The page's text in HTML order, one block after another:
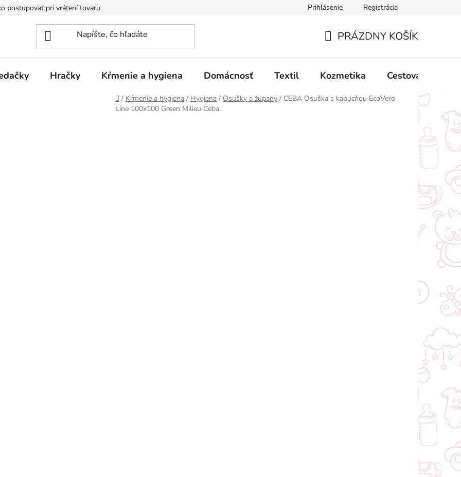
postupovať pri vrátení tovaru Obchodné podmienky Podmienky ochrany
Prihlásenie Registrácia
KOŠÍK
PRÁZDNY KOŠÍK
Hračky Kŕmenie a hygiena Domácnosť Textil Kozmetika Cestovanie
Domov
/ Kŕmenie a hygiena / Hygiena / Osušky a župany / CEBA Osuška s kapucňou EcoVero
Line 100x100 Green Milieu Ceba